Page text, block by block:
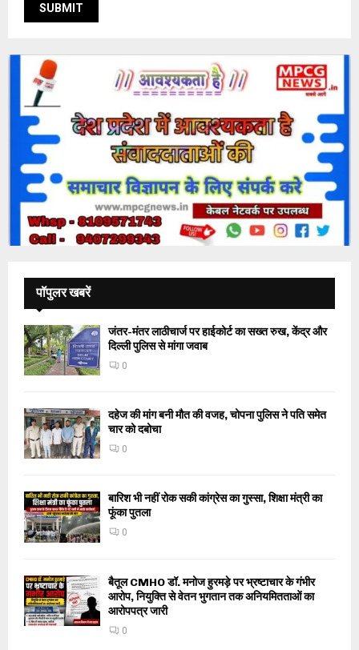
पॉपुलर खबरें
जंतर-मंतर लाठीचार्ज पर हाईकोर्ट का सख्त रुख, केंद्र और
दिल्ली पुलिस से मांगा जवाब
0
दहेज की मांग बनी मौत की वजह, चोपना पुलिस ने पति समेत
चार को दबोचा
0
बारिश भी नहीं रोक सकी कांग्रेस का गुस्सा, शिक्षा मंत्री का
फूंका पुतला
0
बैतूल CMHO डॉ. मनोज हुरमड़े पर भ्रष्टाचार के गंभीर
आरोप, नियुक्ति से वेतन भुगतान तक अनियमितताओं का
आरोपपत्र जारी
0